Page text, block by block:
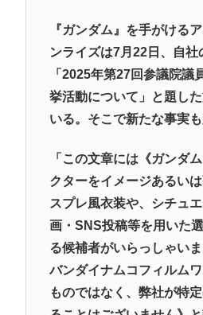
『ガンダム』を手がける
ンライズは7月22日、自社
「2025年第27回参議院議
挙活動について」と題し
いる。そこで新たな事実も
「この文章には《ガンダ
クターをイメージあるい
スプレ風衣装や、シチュ
画・SNS投稿等を用いた
る候補者がいらっしゃい
バンダイナムコフィルム
ものではなく、弊社が特